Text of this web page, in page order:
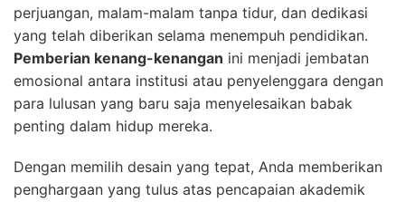
perjuangan, malam-malam tanpa tidur, dan dedikasi
yang telah diberikan selama menempuh pendidikan.
Pemberian kenang-kenangan ini menjadi jembatan
emosional antara institusi atau penyelenggara dengan
para lulusan yang baru saja menyelesaikan babak
penting dalam hidup mereka.
Dengan memilih desain yang tepat, Anda memberikan
penghargaan yang tulus atas pencapaian akademik